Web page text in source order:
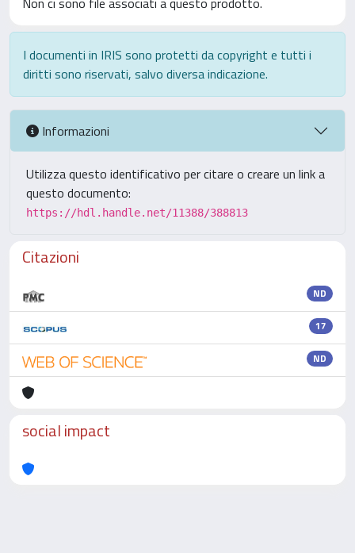
I documenti in IRIS sono protetti da copyright e tutti i
diritti sono riservati, salvo diversa indicazione.
Informazioni
Utilizza questo identificativo per citare o creare un link a
questo documento:
https://hdl.handle.net/11388/388813
Citazioni
ND
17
ND
social impact